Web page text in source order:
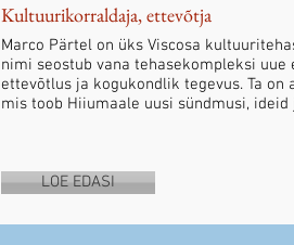
Kultuurikorraldaja, ettevõtja
Marco Pärtel on üks Viscosa
nimi seostub vana tehasekompleksi uue
ettevõtlus ja kogukondlik tegevus. Ta on
mis toob Hiiumaale uusi sündmusi,
LOE EDASI